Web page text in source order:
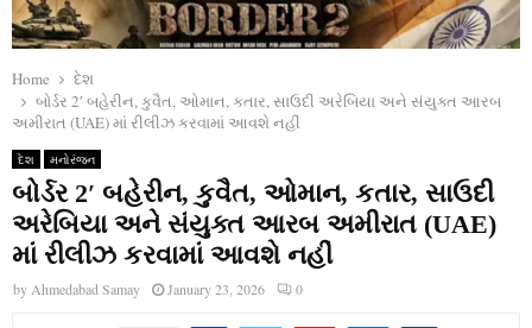
Home
દેશ
બોર્ડર 2′ બહેરીન, કુવૈત, ઓમાન, કતાર, સાઉદી અરેબિયા અને સંયુક્ત આરબ
અમીરાત (UAE) માં રીલીઝ કરવામાં આવશે નહીં
દેશ મનોરંજન
બોર્ડર 2′ બહેરીન, કુવૈત, ઓમાન, કતાર, સાઉદી
અરેબિયા અને સંયુક્ત આરબ અમીરાત (UAE)
માં રીલીઝ કરવામાં આવશે નહીં
by Ahmedabad Samay January 23, 2026 0